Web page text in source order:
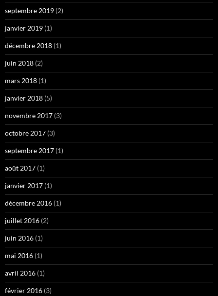
septembre 2019 (2)
janvier 2019 (1)
décembre 2018 (1)
juin 2018 (2)
mars 2018 (1)
janvier 2018 (5)
novembre 2017 (3)
octobre 2017 (3)
septembre 2017 (1)
août 2017 (1)
janvier 2017 (1)
décembre 2016 (1)
juillet 2016 (2)
juin 2016 (1)
mai 2016 (1)
avril 2016 (1)
février 2016 (3)